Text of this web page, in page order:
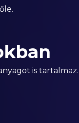
is tartalmaz.